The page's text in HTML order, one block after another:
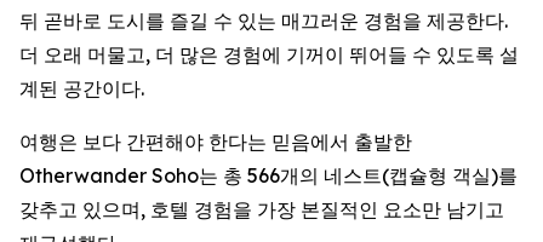
뒤 곧바로 도시를 즐길 수 있는 매끄러운 경험을 제공한다.
더 오래 머물고, 더 많은 경험에 기꺼이 뛰어들 수 있도록 설
계된 공간이다.
여행은 보다 간편해야 한다는 믿음에서 출발한
Otherwander Soho는 총 566개의 네스트(캡슐형 객실)를
갖추고 있으며, 호텔 경험을 가장 본질적인 요소만 남기고